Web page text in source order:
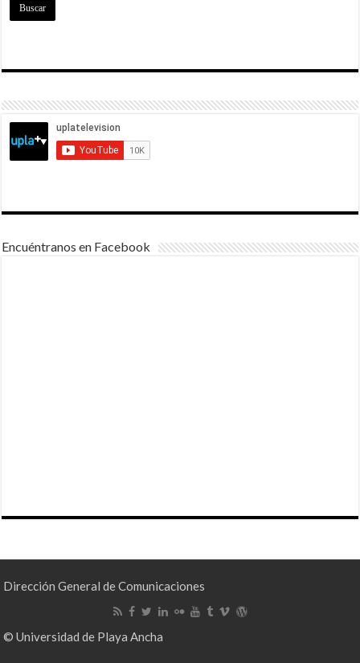
Encuéntranos en Facebook
Dirección General de Comunicaciones
© Universidad de Playa Ancha